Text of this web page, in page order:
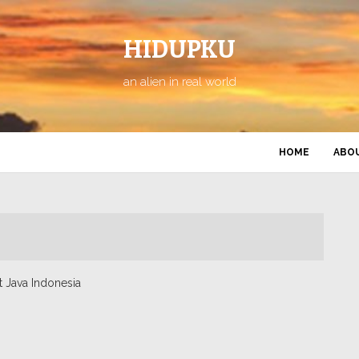
HIDUPKU
an alien in real world
HOME
Java Indonesia